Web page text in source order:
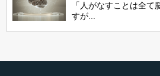
「人がなすことは全て
すが...